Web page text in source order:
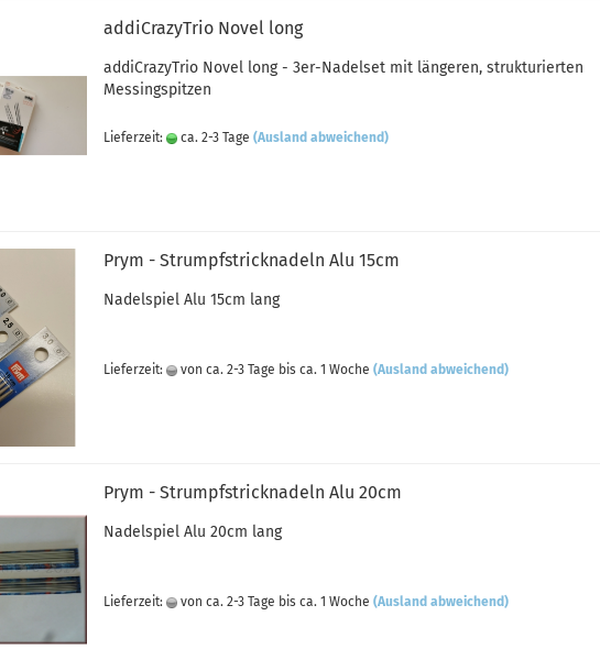
addiCrazyTrio Novel long
addiCrazyTrio Novel long - 3er-Nadelset mit längeren, strukturierten
Messingspitzen
Lieferzeit: ca. 2-3 Tage (Ausland abweichend)
Prym - Strumpfstricknadeln Alu 15cm
Nadelspiel Alu 15cm lang
Lieferzeit: von ca. 2-3 Tage bis ca. 1 Woche (Ausland abweichend)
Prym - Strumpfstricknadeln Alu 20cm
Nadelspiel Alu 20cm lang
Lieferzeit: von ca. 2-3 Tage bis ca. 1 Woche (Ausland abweichend)